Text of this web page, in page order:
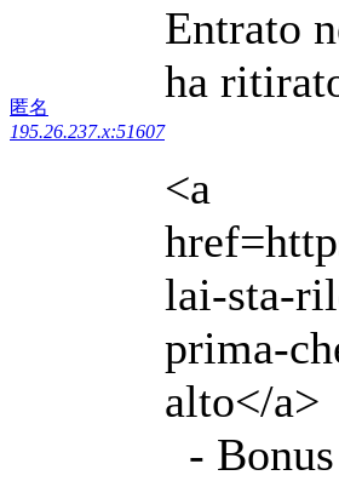
匿名
195.26.237.x:51607
Entrato
ha
<a
lai-sta-
prima-
alto</a>
-